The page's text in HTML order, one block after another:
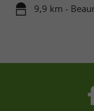
9,9 km -